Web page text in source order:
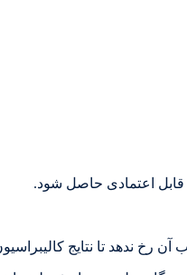
و قابل اعتمادی حاصل شود.
رخ ندهد تا نتایج